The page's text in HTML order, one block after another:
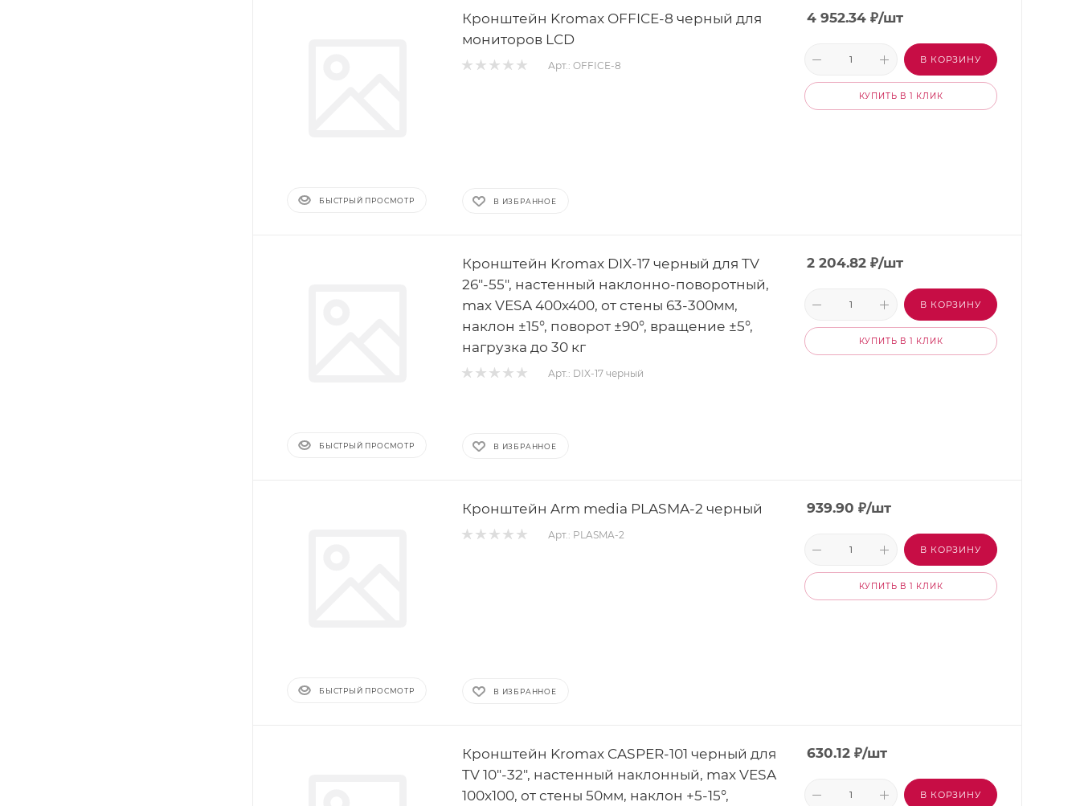
БЫСТРЫЙ ПРОСМОТР
Кронштейн Kromax OFFICE-8 черный для
мониторов LCD
Арт.: OFFICE-8
В ИЗБРАННОЕ
4 952.34 ₽/шт
В КОРЗИНУ
КУПИТЬ В 1 КЛИК
БЫСТРЫЙ ПРОСМОТР
Кронштейн Kromax DIX-17 черный для TV
26"-55", настенный наклонно-поворотный,
max VESA 400x400, от стены 63-300мм,
наклон ±15°, поворот ±90°, вращение ±5°,
нагрузка до 30 кг
Арт.: DIX-17 черный
В ИЗБРАННОЕ
2 204.82 ₽/шт
В КОРЗИНУ
КУПИТЬ В 1 КЛИК
БЫСТРЫЙ ПРОСМОТР
Кронштейн Arm media PLASMA-2 черный
Арт.: PLASMA-2
В ИЗБРАННОЕ
939.90 ₽/шт
В КОРЗИНУ
КУПИТЬ В 1 КЛИК
Кронштейн Kromax CASPER-101 черный для
TV 10"-32", настенный наклонный, max VESA
100x100, от стены 50мм, наклон +5-15°,
630.12 ₽/шт
В КОРЗИНУ